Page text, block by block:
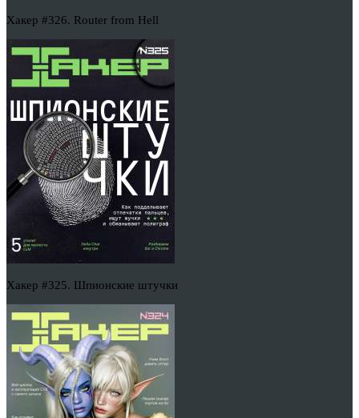
Хакер #326. Router from Hell
Хакер #325. Шпионские штучки